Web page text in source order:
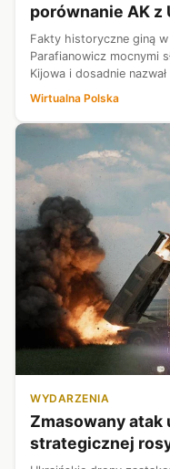
porównanie AK z
Fakty historyczne giną
Parafianowicz mocnymi
Kijowa i dosadnie
Krajowej, która wa...
Wirtualna Polska
WYDARZENIA
Zmasowany atak
strategicznej